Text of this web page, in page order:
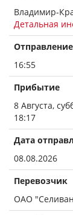
Владимир-
Детальная
Отправление
16:55
Прибытие
8 Августа,
18:17
Дата
08.08.2026
Перевозчик
ОАО